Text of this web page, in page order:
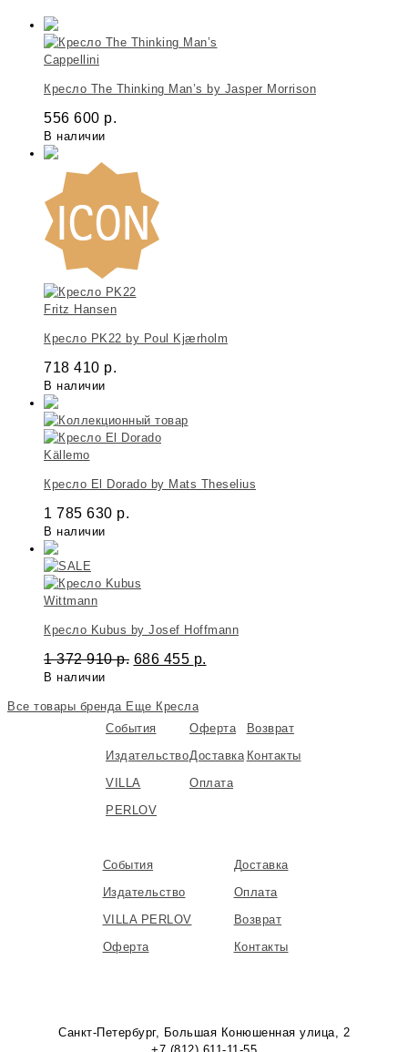
Cappellini
Кресло The Thinking Man’s by Jasper Morrison
556 600 р.
В наличии
Fritz Hansen
Кресло PK22 by Poul Kjærholm
718 410 р.
В наличии
Källemo
Кресло El Dorado by Mats Theselius
1 785 630 р.
В наличии
Wittmann
Кресло Kubus by Josef Hoffmann
1 372 910р. 686 455 р.
В наличии
Все товары бренда Еще Кресла
События
Издательство
VILLA
PERLOV
Оферта
Доставка
Оплата
Возврат
Контакты
События
Издательство
VILLA PERLOV
Оферта
Доставка
Оплата
Возврат
Контакты
Санкт-Петербург, Большая Конюшенная улица, 2